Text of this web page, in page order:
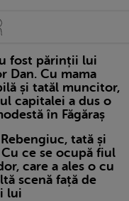
fost părinții lui
Dan. Cu mama
și tatăl muncitor,
capitalei a dus o
în Făgăraș
tată și
ce se ocupă fiul
care a ales o cu
scenă față de
lui